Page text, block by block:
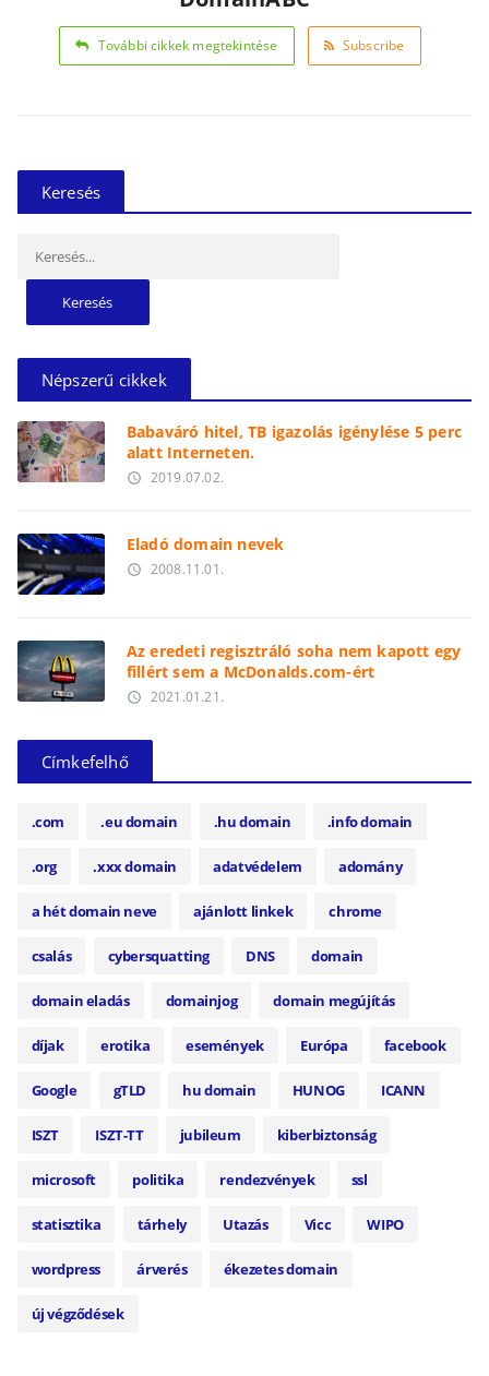
További cikkek megtekintése Subscribe
Keresés
Népszerű cikkek
Babaváró hitel, TB igazolás igénylése 5 perc
alatt Interneten.
access_time 2019.07.02.
Eladó domain nevek
access_time 2008.11.01.
Az eredeti regisztráló soha nem kapott egy
fillért sem a McDonalds.com-ért
access_time 2021.01.21.
Címkefelhő
.com .eu domain .hu domain .info domain
.org .xxx domain adatvédelem adomány
a hét domain neve ajánlott linkek chrome
csalás cybersquatting DNS domain
domain eladás domainjog domain megújítás
díjak erotika események Európa facebook
Google gTLD hu domain HUNOG ICANN
ISZT ISZT-TT jubileum kiberbiztonság
microsoft politika rendezvények ssl
statisztika tárhely Utazás Vicc WIPO
wordpress árverés ékezetes domain
új végződések